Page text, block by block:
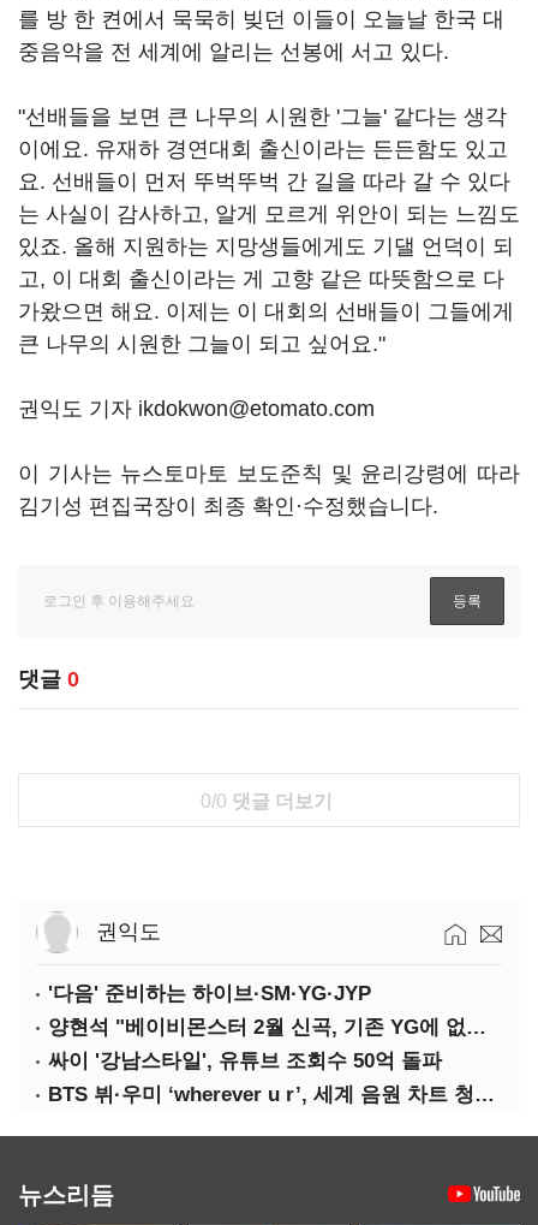
를 방 한 켠에서 묵묵히 빚던 이들이 오늘날 한국 대
중음악을 전 세계에 알리는 선봉에 서고 있다.
"선배들을 보면 큰 나무의 시원한 '그늘' 같다는 생각
이에요. 유재하 경연대회 출신이라는 든든함도 있고
요. 선배들이 먼저 뚜벅뚜벅 간 길을 따라 갈 수 있다
는 사실이 감사하고, 알게 모르게 위안이 되는 느낌도
있죠. 올해 지원하는 지망생들에게도 기댈 언덕이 되
고, 이 대회 출신이라는 게 고향 같은 따뜻함으로 다
가왔으면 해요. 이제는 이 대회의 선배들이 그들에게
큰 나무의 시원한 그늘이 되고 싶어요."
권익도 기자 ikdokwon@etomato.com
이 기사는 뉴스토마토 보도준칙 및 윤리강령에 따라
김기성 편집국장이 최종 확인·수정했습니다.
댓글 0
0/0 댓글 더보기
권익도
'다음' 준비하는 하이브·SM·YG·JYP
양현석 "베이비몬스터 2월 신곡, 기존 YG에 없던 노래"
싸이 '강남스타일', 유튜브 조회수 50억 돌파
BTS 뷔·우미 ‘wherever u r’, 세계 음원 차트 청신호
뉴스리듬